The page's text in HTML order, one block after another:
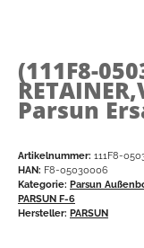
(111F8-
Parsun
Artikelnummer: 111F8-
HAN: F8-05030006
Kategorie: Parsun
PARSUN F-6
Hersteller: PARSUN